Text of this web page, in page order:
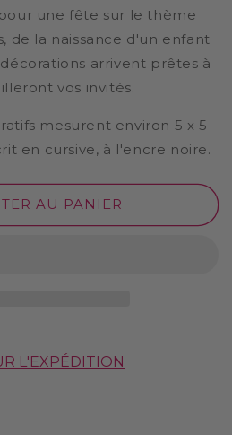
une fête sur le thème
de la naissance d'un enfant
arrivent prêtes à
vos invités.
mesurent environ 5 x 5
en cursive, à l'encre noire.
AU PANIER
L'EXPÉDITION